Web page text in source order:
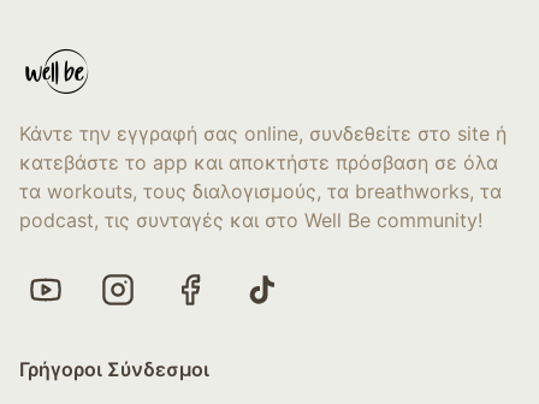
Κάντε την εγγραφή σας online, συνδεθείτε στο site ή
κατεβάστε το app και αποκτήστε πρόσβαση σε όλα
τα workouts, τους διαλογισμούς, τα breathworks, τα
podcast, τις συνταγές και στο Well Be community!
Γρήγοροι Σύνδεσμοι